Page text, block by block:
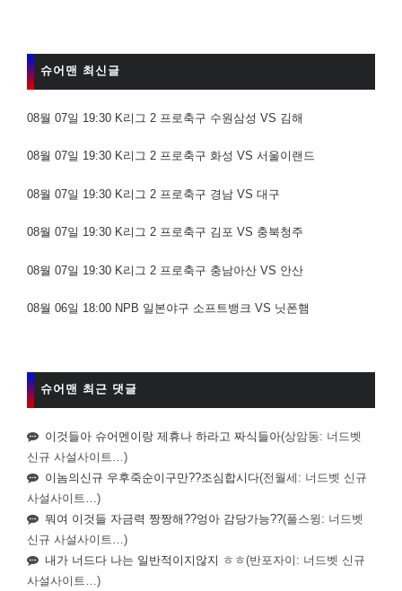
슈어맨 최신글
08월 07일 19:30 K리그 2 프로축구 수원삼성 VS 김해
08월 07일 19:30 K리그 2 프로축구 화성 VS 서울이랜드
08월 07일 19:30 K리그 2 프로축구 경남 VS 대구
08월 07일 19:30 K리그 2 프로축구 김포 VS 충북청주
08월 07일 19:30 K리그 2 프로축구 충남아산 VS 안산
08월 06일 18:00 NPB 일본야구 소프트뱅크 VS 닛폰햄
슈어맨 최근 댓글
이것들아 슈어멘이랑 제휴나 하라고 짜식들아(상암동: 너드벳
신규 사설사이트…)
이놈의신규 우후죽순이구만??조심합시다(전월세: 너드벳 신규
사설사이트…)
뭐여 이것들 자금력 짱짱해??엉아 감당가능??(풀스윙: 너드벳
신규 사설사이트…)
내가 너드다 나는 일반적이지않지 ㅎㅎ(반포자이: 너드벳 신규
사설사이트…)